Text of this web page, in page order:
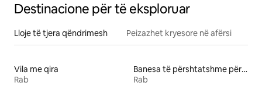
Destinacione për të eksploruar
Lloje të tjera qëndrimesh Peizazhet kryesore në afërsi
Vila me qira
Rab
Banesa të përshtatshme për kafshë me qira
Rab